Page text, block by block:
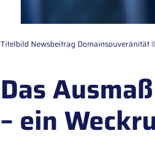
Titelbild Newsbeitrag Domainsouveränität
Das
– ein